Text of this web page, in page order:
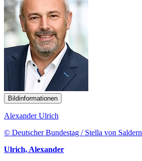
Bildinformationen
Alexander Ulrich
© Deutscher Bundestag / Stella von Saldern
Ulrich, Alexander